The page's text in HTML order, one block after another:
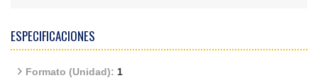
ESPECIFICACIONES
Formato (Unidad): 1